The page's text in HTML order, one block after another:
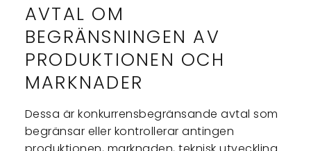
AVTAL OM
BEGRÄNSNINGEN AV
PRODUKTIONEN OCH
MARKNADER
Dessa är konkurrensbegränsande avtal som
begränsar eller kontrollerar antingen